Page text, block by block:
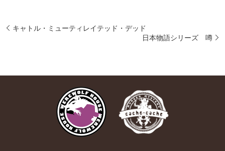
キャトル・ミューティレイテッド・デッド
日本物語シリーズ 噂